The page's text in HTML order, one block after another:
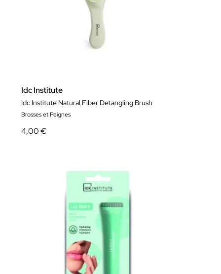
Idc Institute
Idc Institute Natural Fiber Detangling Brush
Brosses et Peignes
4,00 €